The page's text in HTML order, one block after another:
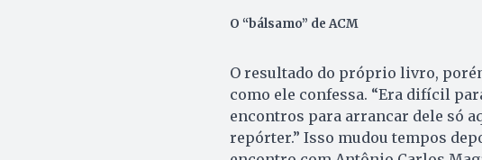
O “bálsamo” de ACM
O resultado do próprio livro,
como ele confessa. “Era difícil
encontros para arrancar dele só
repórter.” Isso mudou tempos